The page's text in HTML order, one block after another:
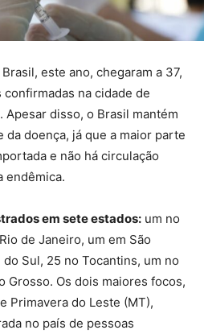
este ano, chegaram a 37,
na cidade de
Apesar disso, o Brasil mantém
doença, já que a maior parte
e não há circulação
endêmica.
em sete estados: um no
de Janeiro, um em São
Sul, 25 no Tocantins, um no
Grosso. Os dois maiores focos,
Primavera do Leste (MT),
no país de pessoas